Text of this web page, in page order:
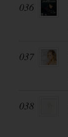
036
037
038